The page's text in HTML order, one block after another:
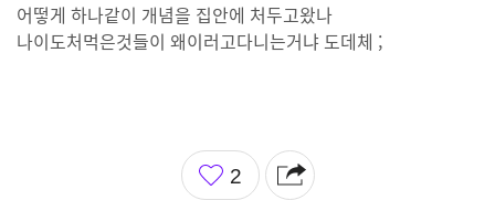
어떻게 하나같이 개념을 집안에 처두고왔나
나이도처먹은것들이 왜이러고다니는거냐 도데체 ;
좋
아
2